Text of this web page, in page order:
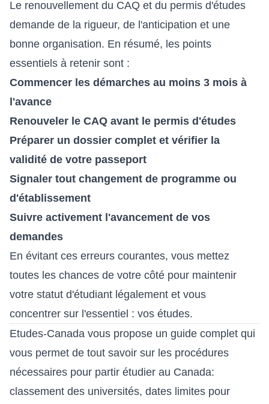
Le renouvellement du CAQ et du permis d'études
demande de la rigueur, de l'anticipation et une
bonne organisation. En résumé, les points
essentiels à retenir sont :
Commencer les démarches au moins 3 mois à
l'avance
Renouveler le CAQ avant le permis d'études
Préparer un dossier complet et vérifier la
validité de votre passeport
Signaler tout changement de programme ou
d'établissement
Suivre activement l'avancement de vos
demandes
En évitant ces erreurs courantes, vous mettez
toutes les chances de votre côté pour maintenir
votre statut d'étudiant légalement et vous
concentrer sur l'essentiel : vos études.
Etudes-Canada vous propose un guide complet qui
vous permet de tout savoir sur les procédures
nécessaires pour partir étudier au Canada:
classement des universités, dates limites pour